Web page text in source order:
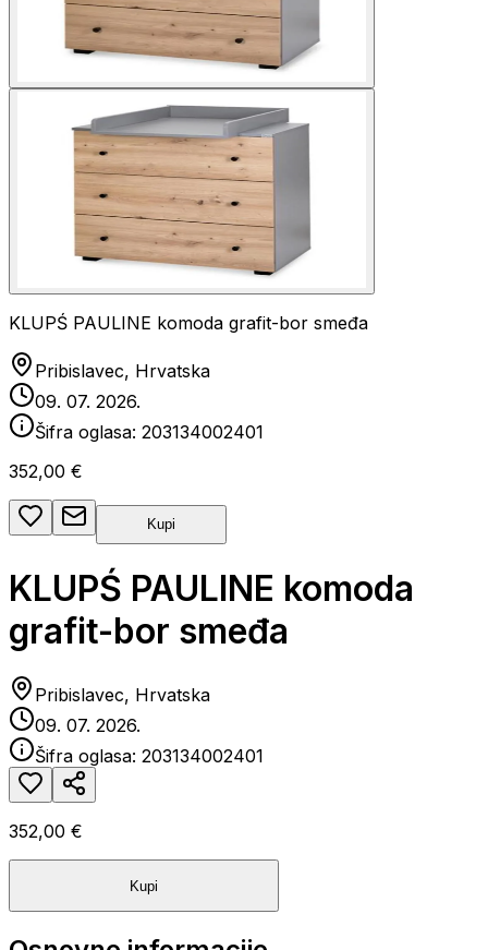
KLUPŚ PAULINE komoda grafit-bor smeđa
Pribislavec, Hrvatska
09. 07. 2026.
Šifra oglasa: 203134002401
352,00 €
Kupi
KLUPŚ PAULINE komoda
grafit-bor smeđa
Pribislavec, Hrvatska
09. 07. 2026.
Šifra oglasa: 203134002401
352,00 €
Kupi